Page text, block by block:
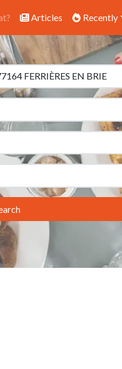
Articles Recently